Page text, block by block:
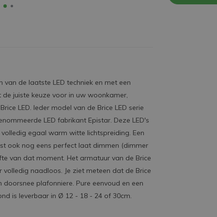
de laatste LED techniek en met een
de juiste keuze voor in uw woonkamer,
LED. Ieder model van de Brice LED serie
LED fabrikant Epistar. Deze LED's
egaal warm witte lichtspreiding. Een
ook nog eens perfect laat dimmen (dimmer
van dat moment. Het armatuur van de Brice
naadloos. Je ziet meteen dat de Brice
plafonniere. Pure eenvoud en een
is leverbaar in Ø 12 - 18 - 24 of 30cm.